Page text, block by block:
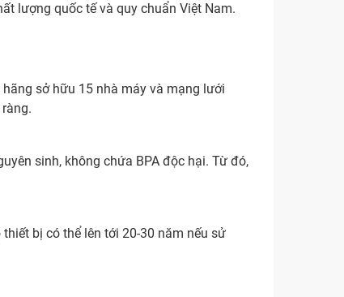
lượng quốc tế và quy chuẩn Việt Nam.
sở hữu 15 nhà máy và mạng lưới
sinh, không chứa BPA độc hại. Từ đó,
bị có thể lên tới 20-30 năm nếu sử